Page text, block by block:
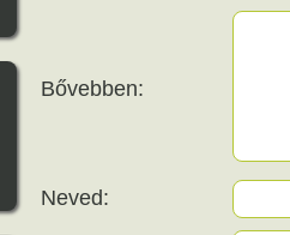
Bővebben:
Neved: